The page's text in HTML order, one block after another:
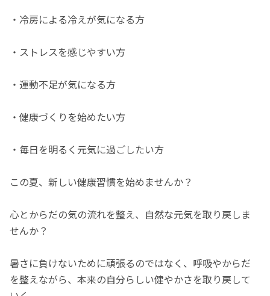
・冷房による冷えが気になる方
・ストレスを感じやすい方
・運動不足が気になる方
・健康づくりを始めたい方
・毎日を明るく元気に過ごしたい方
この夏、新しい健康習慣を始めませんか？
心とからだの気の流れを整え、自然な元気を取り戻しま
せんか？
暑さに負けないために頑張るのではなく、呼吸やからだ
を整えながら、本来の自分らしい健やかさを取り戻して